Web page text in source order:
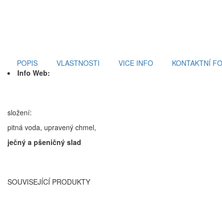
POPIS
VLASTNOSTI VICE INFO
KONTAKTNÍ
Info Web:
složení:
pitná voda, upravený chmel,
ječný a pšeničný slad
SOUVISEJÍCÍ PRODUKTY